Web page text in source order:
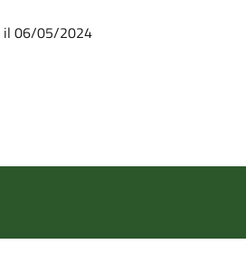
il 06/05/2024